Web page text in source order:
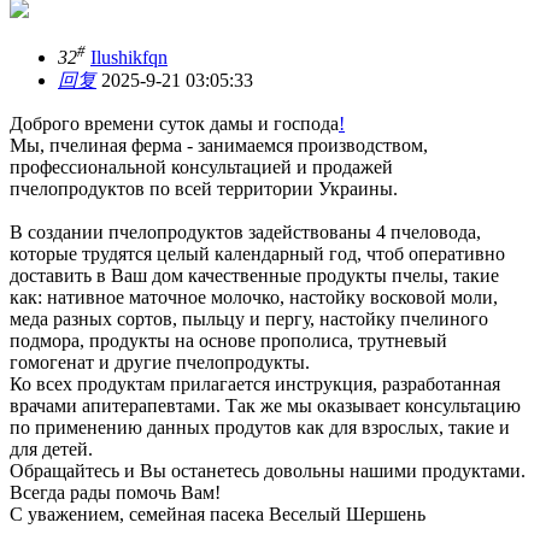
32# Ilushikfqn
回复2025-9-21 03:05:33
Доброго времени суток дамы и господа!
Мы, пчелиная ферма - занимаемся производством,
профессиональной консультацией и продажей
пчелопродуктов по всей территории Украины.
В создании пчелопродуктов задействованы 4 пчеловода,
которые трудятся целый календарный год, чтоб оперативно
доставить в Ваш дом качественные продукты пчелы, такие
как: нативное маточное молочко, настойку восковой моли,
меда разных сортов, пыльцу и пергу, настойку пчелиного
подмора, продукты на основе прополиса, трутневый
гомогенат и другие пчелопродукты.
Ко всех продуктам прилагается инструкция, разработанная
врачами апитерапевтами. Так же мы оказывает консультацию
по применению данных продутов как для взрослых, такие и
для детей.
Обращайтесь и Вы останетесь довольны нашими продуктами.
Всегда рады помочь Вам!
С уважением, семейная пасека Веселый Шершень